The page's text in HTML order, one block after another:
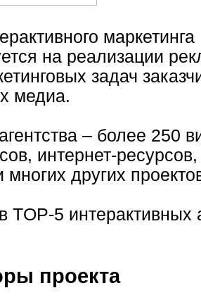
на реализации
задач
медиа.
– более 250
интернет-
многих других
TOP-5 интерактивных
проекта